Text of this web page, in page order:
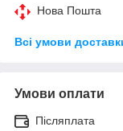
Нова Пошта
Всі умови
Умови оплати
Післяплата